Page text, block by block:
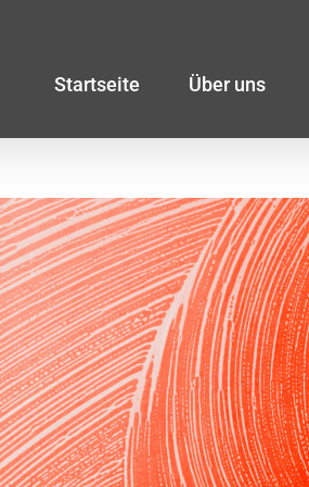
Startseite Über uns